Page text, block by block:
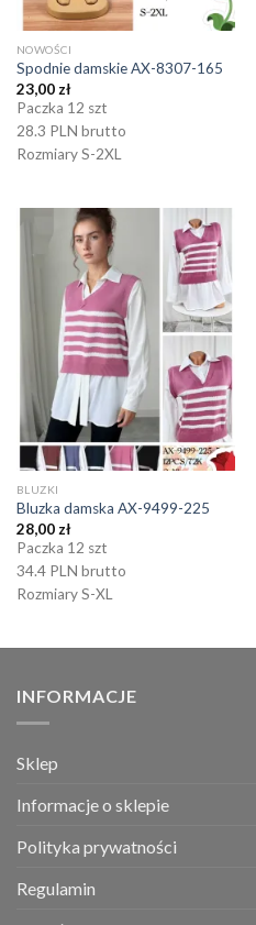
NOWOŚCI
Spodnie damskie AX-8307-165
23,00 zł
Paczka 12 szt
28.3 PLN brutto
Rozmiary S-2XL
BLUZKI
Bluzka damska AX-9499-225
28,00 zł
Paczka 12 szt
34.4 PLN brutto
Rozmiary S-XL
INFORMACJE
Sklep
Informacje o sklepie
Polityka prywatności
Regulamin